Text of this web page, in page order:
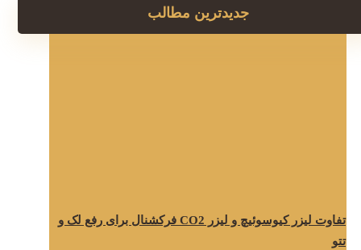
جدیدترین مطالب
تفاوت لیزر کیوسوئیچ و لیزر CO2 فرکشنال برای رفع لک و
تتو